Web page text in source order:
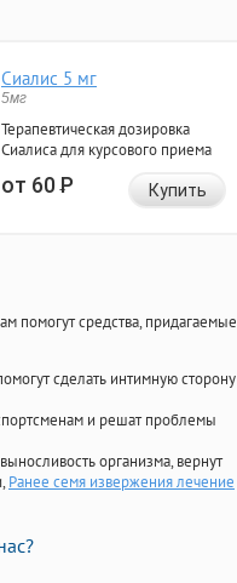
Сиалис 5 мг
5мг
Терапевтическая дозировка
Сиалиса для курсового приема
от 60Р Купить
помогут средства, придагаемые
сделать интимную сторону
и решат проблемы
организма, вернут
Ранее семя извержения лечение